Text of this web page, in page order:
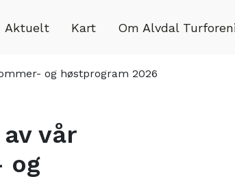
Aktuelt Kart Om Alvdal
og høstprogram 2026
vår
og